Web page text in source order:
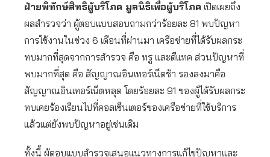
ฝ่ายพิทักษ์สิทธิผู้บริโภค มูลนิธิเพื่อผู้บริโภค เปิดเผยถึง
ผลสำรวจว่า ผู้ตอบแบบสอบถามกว่าร้อยละ 81 พบปัญหา
การใช้งานในช่วง 6 เดือนที่ผ่านมา เครือข่ายที่ได้รับผลกระ
ทบมากที่สุดจากการสำรวจ คือ ทรู และดีแทค ส่วนปัญหาที่
พบมากที่สุด คือ สัญญาณอินเทอร์เน็ตช้า รองลงมาคือ
สัญญาณอินเทอร์เน็ตหลุด โดยร้อยละ 91 ของผู้ได้รับผลกระ
ทบเคยร้องเรียนไปที่คอลเซ็นเตอร์ของเครือข่ายที่ใช้บริการ
แล้วแต่ยังพบปัญหาอยู่เช่นเดิม
ทั้งนี้ ผู้ตอบแบบสำรวจเสนอแนวทางการแก้ไขปัญหาและ